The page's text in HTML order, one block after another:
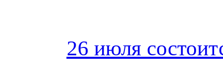
26 июля